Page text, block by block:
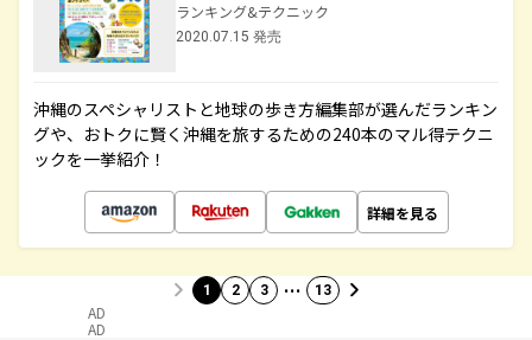
ランキング&テクニック
2020.07.15 発売
沖縄のスペシャリストと地球の歩き方編集部が選んだランキン
グや、おトクに賢く沖縄を旅するための240本のマル得テクニ
ックを一挙紹介！
詳細を見る
1 2 3 … 13
AD
AD